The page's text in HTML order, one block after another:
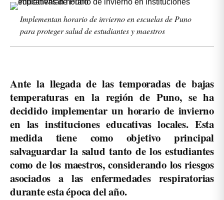
Implementan horario de invierno en escuelas de Puno
para proteger salud de estudiantes y maestros
Ante la llegada de las temporadas de bajas
temperaturas en la región de Puno, se ha
decidido implementar un horario de invierno
en las instituciones educativas locales. Esta
medida tiene como objetivo principal
salvaguardar la salud tanto de los estudiantes
como de los maestros, considerando los riesgos
asociados a las enfermedades respiratorias
durante esta época del año.